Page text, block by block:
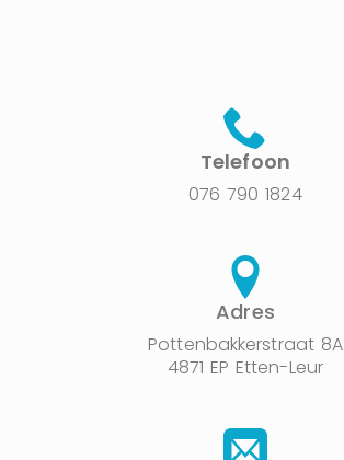
Telefoon
076 790 1824
Adres
Pottenbakkerstraat 8A
4871 EP Etten-Leur